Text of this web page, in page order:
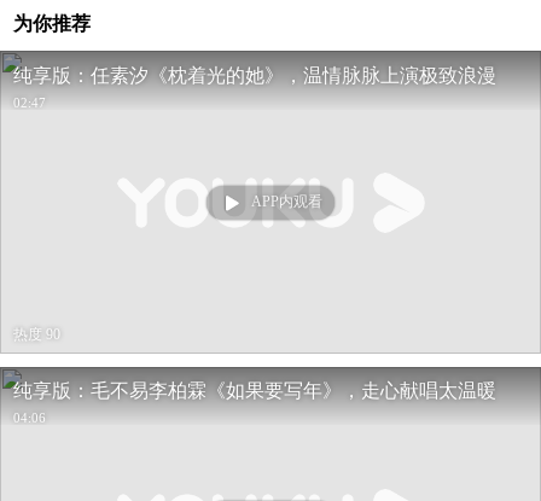
为你推荐
纯享版：任素汐《枕着光的她》，温情脉脉上演极致浪漫
02:47
APP内观看
热度 90
纯享版：毛不易李柏霖《如果要写年》，走心献唱太温暖
04:06